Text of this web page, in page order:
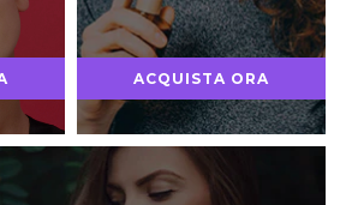
ACQUISTA ORA